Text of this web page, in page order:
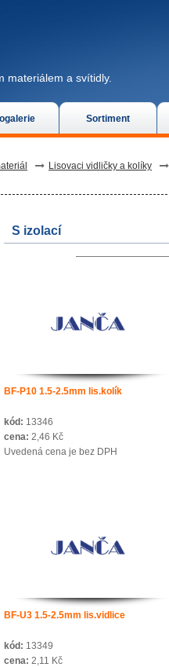
Sortiment
materiálem a svítidly.
Lisovaci vidličky a kolíky
S izolací
BF-P10 1.5-2.5mm lis.kolík
kód: 13346
cena: 2,46 Kč
Uvedená cena je bez DPH
BF-U3 1.5-2.5mm lis.vidlice
kód: 13349
cena: 2,11 Kč